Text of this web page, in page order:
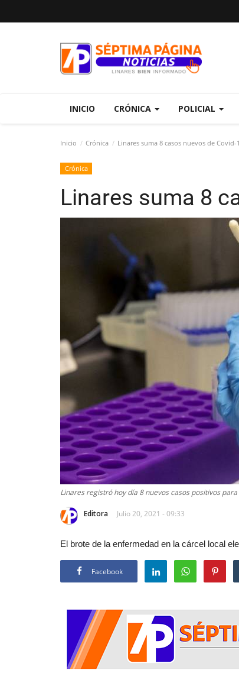
INICIO CRÓNICA POLICIAL
Inicio Crónica Linares suma 8 casos nuevos de Covid-
Crónica
Linares suma 8
Linares registró hoy día 8 nuevos casos positivos
Editora Julio 20, 2021 - 09:33
El brote de la enfermedad en la cárcel local
Facebook